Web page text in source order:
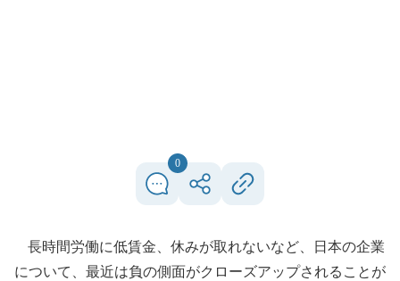
0
長時間労働に低賃金、休みが取れないなど、日本の企業
について、最近は負の側面がクローズアップされることが